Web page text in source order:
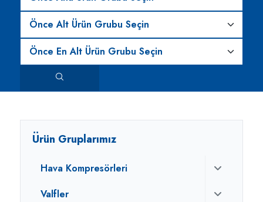
Ürün Gruplarımız
Hava Kompresörleri
Valfler